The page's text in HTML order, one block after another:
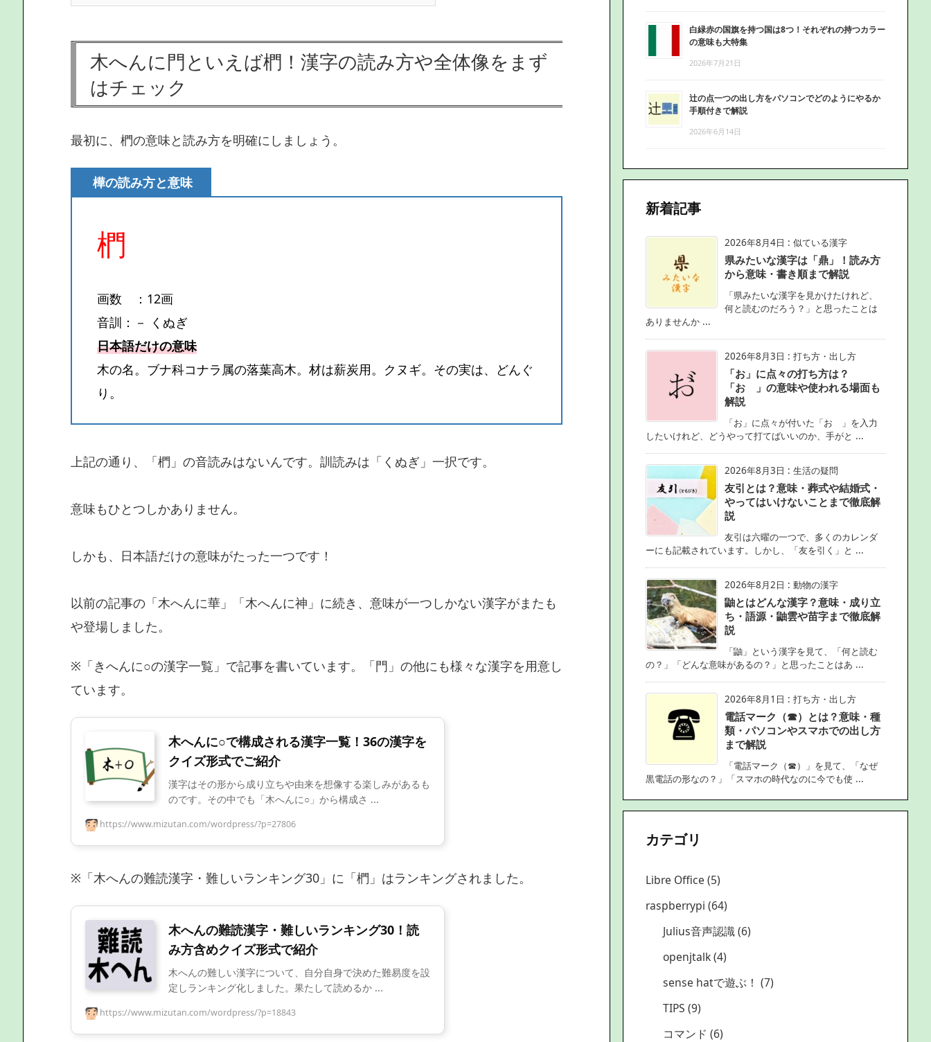
木へんに門といえば椚！漢字の読み方や全体像をまず
はチェック
最初に、椚の意味と読み方を明確にしましょう。
樺の読み方と意味
椚
画数 ：12画
音訓：－ くぬぎ
日本語だけの意味
木の名。ブナ科コナラ属の落葉高木。材は薪炭用。クヌギ。その実は、どんぐ
り。
上記の通り、「椚」の音読みはないんです。訓読みは「くぬぎ」一択です。
意味もひとつしかありません。
しかも、日本語だけの意味がたった一つです！
以前の記事の「木へんに華」「木へんに神」に続き、意味が一つしかない漢字がまたも
や登場しました。
※「きへんに○の漢字一覧」で記事を書いています。「門」の他にも様々な漢字を用意し
ています。
木へんに○で構成される漢字一覧！36の漢字を
クイズ形式でご紹介
漢字はその形から成り立ちや由来を想像する楽しみがあるも
のです。その中でも「木へんに○」から構成さ ...
https://www.mizutan.com/wordpress/?p=27806
※「木へんの難読漢字・難しいランキング30」に「椚」はランキングされました。
木へんの難読漢字・難しいランキング30！読
み方含めクイズ形式で紹介
木へんの難しい漢字について、自分自身で決めた難易度を設
定しランキング化しました。果たして読めるか ...
https://www.mizutan.com/wordpress/?p=18843
白緑赤の国旗を持つ国は8つ！それぞれの持つカラー
の意味も大特集
2026年7月21日
辻の点一つの出し方をパソコンでどのようにやるか
手順付きで解説
2026年6月14日
新着記事
2026年8月4日 : 似ている漢字
県みたいな漢字は「鼎」！読み方
から意味・書き順まで解説
「県みたいな漢字を見かけたけれど、
何と読むのだろう？」と思ったことは
ありませんか ...
2026年8月3日 : 打ち方・出し方
「お」に点々の打ち方は？
「お゙」の意味や使われる場面も
解説
「お」に点々が付いた「お゙」を入力
したいけれど、どうやって打てばいいのか、手がと ...
2026年8月3日 : 生活の疑問
友引とは？意味・葬式や結婚式・
やってはいけないことまで徹底解
説
友引は六曜の一つで、多くのカレンダ
ーにも記載されています。しかし、「友を引く」と ...
2026年8月2日 : 動物の漢字
鼬とはどんな漢字？意味・成り立
ち・語源・鼬雲や苗字まで徹底解
説
「鼬」という漢字を見て、「何と読む
の？」「どんな意味があるの？」と思ったことはあ ...
2026年8月1日 : 打ち方・出し方
電話マーク（☎）とは？意味・種
類・パソコンやスマホでの出し方
まで解説
「電話マーク（☎）」を見て、「なぜ
黒電話の形なの？」「スマホの時代なのに今でも使 ...
カテゴリ
Libre Office (5)
raspberrypi (64)
Julius音声認識(6)
openjtalk(4)
sense hatで遊ぶ！(7)
TIPS(9)
コマンド(6)